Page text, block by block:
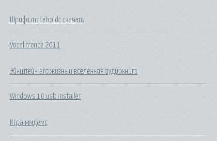
Шрифт metaboldc скачать
Vocal trance 2011
Эйнштейн его жизнь и вселенная аудиокнига
Windows 10 usb installer
Игра ммдемс